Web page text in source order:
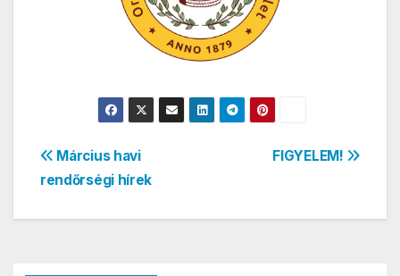
Bejegyzés
navigáció
FIGYELEM!
Március havi
rendőrségi hírek